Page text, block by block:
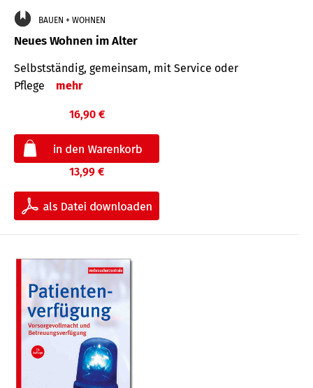
BAUEN + WOHNEN
Neues Wohnen im Alter
Selbstständig, gemeinsam, mit Service oder
Pflege
mehr
16,90 €
13,99 €